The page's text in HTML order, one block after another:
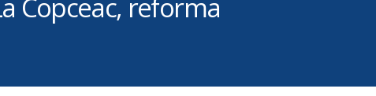
Copceac, reforma